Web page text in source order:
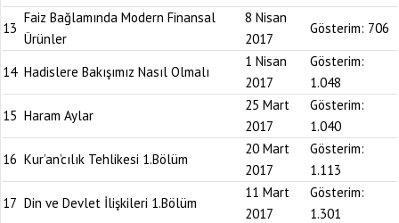
13
Faiz Bağlamında Modern Finansal
Ürünler
8 Nisan
2017
Gösterim: 706
14 Hadislere Bakışımız Nasıl Olmalı
1 Nisan
2017
Gösterim:
1.048
15 Haram Aylar
25 Mart
2017
Gösterim:
1.040
16 Kur’an’cılık Tehlikesi 1.Bölüm
20 Mart
2017
Gösterim:
1.113
17 Din ve Devlet İlişkileri 1.Bölüm
11 Mart
2017
Gösterim:
1.301